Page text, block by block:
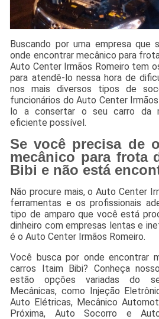
Buscando por uma empresa que
onde encontrar mecânico para
Auto Center Irmãos Romeiro tem
para atendê-lo nessa hora de
nos mais diversos tipos de
funcionários do Auto Center
lo a consertar o seu carro da
eficiente possível.
Se você precisa de
mecânico para frota
Bibi e não está
Não procure mais, o Auto Center
ferramentas e os profissionais
tipo de amparo que você está
dinheiro com empresas lentas e
é o Auto Center Irmãos Romeiro.
Você busca por onde encontrar
carros Itaim Bibi? Conheça
estão opções variadas do
Mecânicas, como Injeção
Auto Elétricas, Mecânico
Próxima, Auto Socorro e